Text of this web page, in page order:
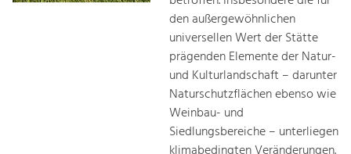
den außergewöhnlichen
universellen Wert der Stätte
prägenden Elemente der Natur-
und Kulturlandschaft – darunter
Naturschutzflächen ebenso wie
Weinbau- und
Siedlungsbereiche – unterliegen